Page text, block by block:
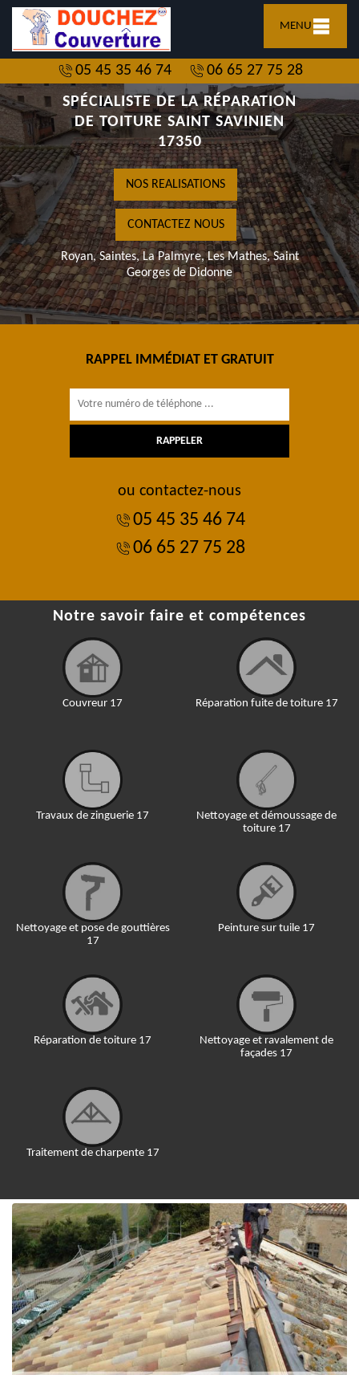
MENU
05 45 35 46 74
06 65 27 75 28
SPÉCIALISTE DE LA RÉPARATION
DE TOITURE SAINT SAVINIEN
17350
NOS REALISATIONS
CONTACTEZ NOUS
Royan, Saintes, La Palmyre, Les Mathes, Saint
Georges de Didonne
RAPPEL IMMÉDIAT ET GRATUIT
ou contactez-nous
05 45 35 46 74
06 65 27 75 28
Notre savoir faire et compétences
Couvreur 17
Travaux de zinguerie 17
Nettoyage et pose de gouttières
17
Réparation de toiture 17
Traitement de charpente 17
Réparation fuite de toiture 17
Nettoyage et démoussage de
toiture 17
Peinture sur tuile 17
Nettoyage et ravalement de
façades 17